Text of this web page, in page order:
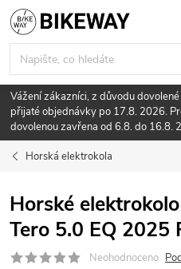
Přejít
na
obsah
Vážení zákazníci, z důvodu
přijaté objednávky po 17.8. 2026.
dovolenou zavřena od 6.8. do 16.8.
Horská elektrokola
Horské
Tero 5.0 EQ 2025
Neohodnoceno